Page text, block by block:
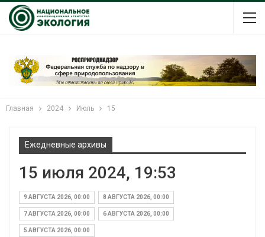
Главная 2024 Июль 15
Ежедневные архивы
15 июля 2024, 19:53
9 АВГУСТА 2026, 00:00 8 АВГУСТА 2026, 00:00
7 АВГУСТА 2026, 00:00 6 АВГУСТА 2026, 00:00
5 АВГУСТА 2026, 00:00